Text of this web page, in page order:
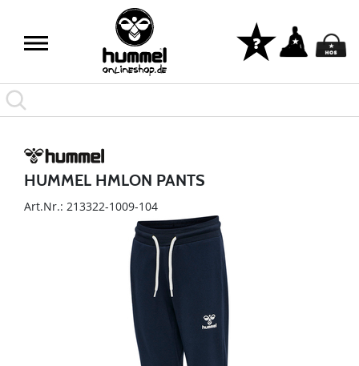
HUMMEL HMLON PANTS
Art.Nr.: 213322-1009-104